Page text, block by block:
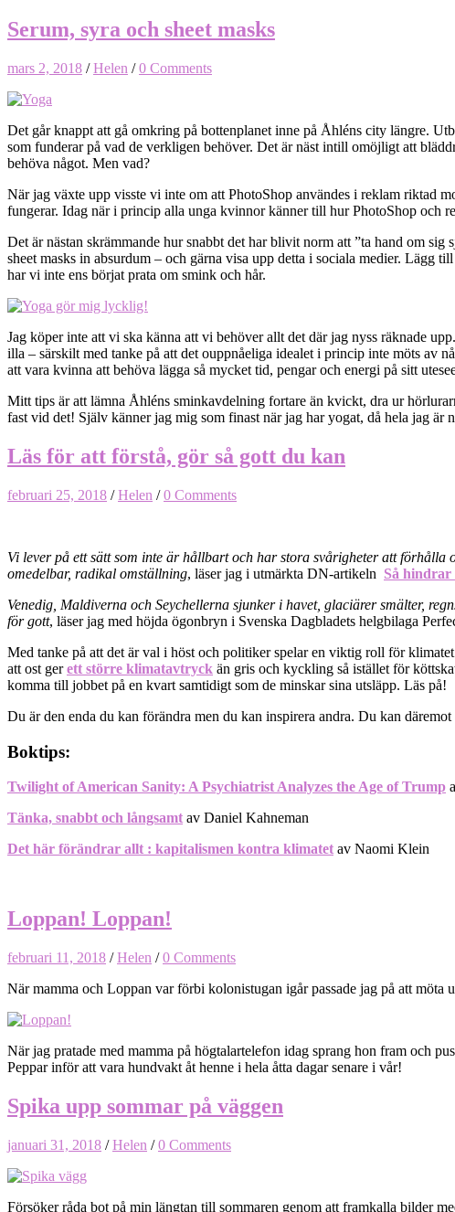
Serum, syra och sheet masks
mars 2, 2018 /Helen /0 Comments
Det går knappt att gå omkring på bottenplanet inne på Åhléns city längre.
som funderar på vad de verkligen behöver. Det är näst intill omöjligt att
behöva något. Men vad?
När jag växte upp visste vi inte om att PhotoShop användes i reklam riktad
fungerar. Idag när i princip alla unga kvinnor känner till hur PhotoShop och
Det är nästan skrämmande hur snabbt det har blivit norm att ”ta hand om
sheet masks in absurdum – och gärna visa upp detta i sociala medier.
har vi inte ens börjat prata om smink och hår.
Jag köper inte att vi ska känna att vi behöver allt det där jag nyss räknade
illa – särskilt med tanke på att det ouppnåeliga idealet i princip inte möts av
att vara kvinna att behöva lägga så mycket tid, pengar och energi på sitt
Mitt tips är att lämna Åhléns sminkavdelning fortare än kvickt, dra ur
fast vid det! Själv känner jag mig som finast när jag har yogat, då hela jag är
Läs för att förstå, gör så gott du kan
februari 25, 2018 /Helen /0 Comments
Vi lever på ett sätt som inte är hållbart och har stora svårigheter att
omedelbar, radikal omställning, läser jag i utmärkta DN-artikeln Så
Venedig, Maldiverna och Seychellerna sjunker i havet, glaciärer smälter,
för gott, läser jag med höjda ögonbryn i Svenska Dagbladets helgbilaga
Med tanke på att det är val i höst och politiker spelar en viktig roll för
att ost gerett större klimatavtryck än gris och kyckling så istället för
komma till jobbet på en kvart samtidigt som de minskar sina utsläpp. Läs på!
Du är den enda du kan förändra men du kan inspirera andra. Du kan
Boktips:
Twilight of American Sanity: A Psychiatrist Analyzes the Age of Trump
Tänka, snabbt och långsamt av Daniel Kahneman
Det här förändrar allt : kapitalismen kontra klimatet av Naomi Klein
Loppan! Loppan!
februari 11, 2018 /Helen /0 Comments
När mamma och Loppan var förbi kolonistugan igår passade jag på att
När jag pratade med mamma på högtalartelefon idag sprang hon fram och
Peppar inför att vara hundvakt åt henne i hela åtta dagar senare i vår!
Spika upp sommar på väggen
januari 31, 2018 /Helen /0 Comments
Försöker råda bot på min längtan till sommaren genom att framkalla bilder